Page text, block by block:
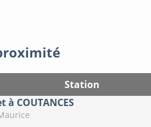
Station
COUTANCES